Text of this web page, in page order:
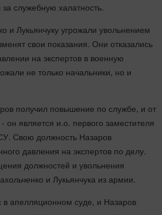
служебную халатность.
и Лукьянчуку угрожали увольнением
свои показания. Они отказались
на экспертов в военную
не только начальники, но и
получил повышение по службе, и от
он является и.о. первого заместителя
Свою должность Назаров
давления на экспертов по делу.
должностей и увольнения
и Лукьянчука из армии.
в апелляционном суде, и Назаров